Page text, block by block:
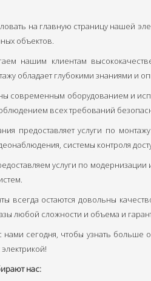
на главную страницу нашей
объектов.
нашим клиентам
обладает глубокими знаниями и
современным оборудованием и
всех требований
предоставляет услуги по
системы контроля
услуги по модернизации
всегда остаются довольны
любой сложности и объема и
нами сегодня, чтобы узнать
нас: